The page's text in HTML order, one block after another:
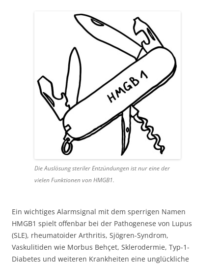
Die Auslösung steriler Entzündungen ist nur eine der
vielen Funktionen von HMGB1.
Ein wichtiges Alarmsignal mit dem sperrigen Namen
HMGB1 spielt offenbar bei der Pathogenese von Lupus
(SLE), rheumatoider Arthritis, Sjögren-Syndrom,
Vaskulitiden wie Morbus Behçet, Sklerodermie, Typ-1-
Diabetes und weiteren Krankheiten eine unglückliche